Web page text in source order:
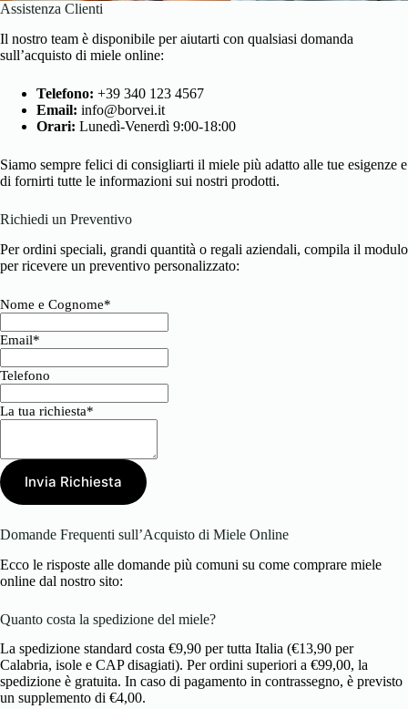
Assistenza Clienti
Il nostro team è disponibile per aiutarti con qualsiasi domanda
sull’acquisto di miele online:
Telefono: +39 340 123 4567
Email: info@borvei.it
Orari: Lunedì-Venerdì 9:00-18:00
Siamo sempre felici di consigliarti il miele più adatto alle tue esigenze e
di fornirti tutte le informazioni sui nostri prodotti.
Richiedi un Preventivo
Per ordini speciali, grandi quantità o regali aziendali, compila il modulo
per ricevere un preventivo personalizzato:
Nome e Cognome*
Email*
Telefono
La tua richiesta*
Invia Richiesta
Domande Frequenti sull’Acquisto di Miele Online
Ecco le risposte alle domande più comuni su come comprare miele
online dal nostro sito:
Quanto costa la spedizione del miele?
La spedizione standard costa €9,90 per tutta Italia (€13,90 per
Calabria, isole e CAP disagiati). Per ordini superiori a €99,00, la
spedizione è gratuita. In caso di pagamento in contrassegno, è previsto
un supplemento di €4,00.